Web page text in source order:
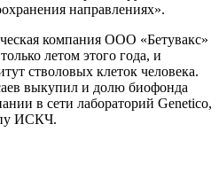
направлениях».
компания ООО «Бетувакс»
летом этого года, и
стволовых клеток человека.
выкупил и долю биофонда
в сети лабораторий Genetico,
ИСКЧ.